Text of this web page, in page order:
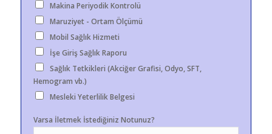
Makina Periyodik Kontrolü
Maruziyet - Ortam Ölçümü
Mobil Sağlık Hizmeti
İşe Giriş Sağlık Raporu
Sağlık Tetkikleri (Akciğer Grafisi, Odyo, SFT,
Hemogram vb.)
Mesleki Yeterlilik Belgesi
Varsa İletmek İstediğiniz Notunuz?